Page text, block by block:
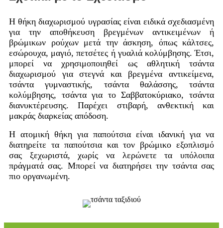
Η θήκη διαχωρισμού υγρασίας είναι ειδικά σχεδιασμένη
για την αποθήκευση βρεγμένων αντικειμένων ή
βρώμικων ρούχων μετά την άσκηση, όπως κάλτσες,
εσώρουχα, μαγιό, πετσέτες ή γυαλιά κολύμβησης. Έτσι,
μπορεί να χρησιμοποιηθεί ως αθλητική τσάντα
διαχωρισμού για στεγνά και βρεγμένα αντικείμενα,
τσάντα γυμναστικής, τσάντα θαλάσσης, τσάντα
κολύμβησης, τσάντα για το Σαββατοκύριακο, τσάντα
διανυκτέρευσης. Παρέχει στιβαρή, ανθεκτική και
μακράς διαρκείας απόδοση.
Η ατομική θήκη για παπούτσια είναι ιδανική για να
διατηρείτε τα παπούτσια και τον βρώμικο εξοπλισμό
σας ξεχωριστά, χωρίς να λερώνετε τα υπόλοιπα
πράγματά σας. Μπορεί να διατηρήσει την τσάντα σας
πιο οργανωμένη.